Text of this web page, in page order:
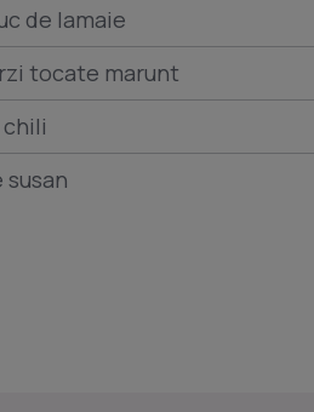
de lamaie
tocate marunt
chili